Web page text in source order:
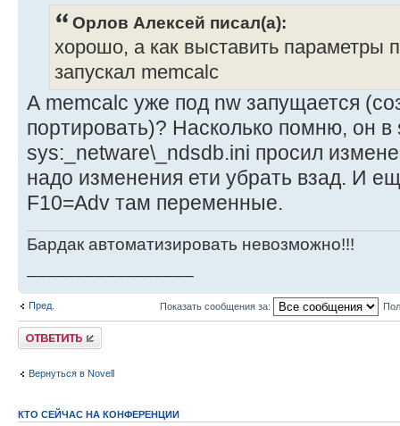
Орлов Алексей писал(а):
хорошо, а как выставить параметры
запускал memcalc
А memcalc уже под nw запущается
портировать)? Насколько помню, он
sys:_netware\_ndsdb.ini просил
надо изменения ети убрать взад. И
F10=Adv там переменные.
Бардак автоматизировать невозможно!!!
Пред. Показать сообщения за:
Ответить
Вернуться в Novell
КТО СЕЙЧАС НА КОНФЕРЕНЦИИ